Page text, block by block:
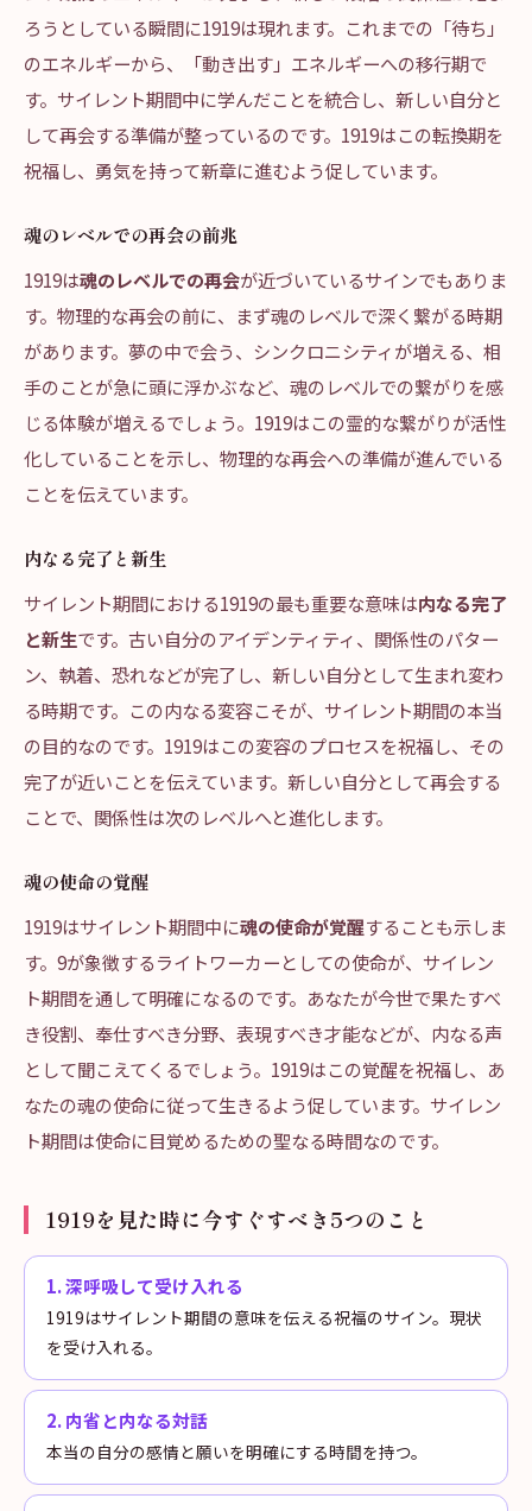
ろうとしている瞬間に1919は現れます。これまでの「待ち」
のエネルギーから、「動き出す」エネルギーへの移行期で
す。サイレント期間中に学んだことを統合し、新しい自分と
して再会する準備が整っているのです。1919はこの転換期を
祝福し、勇気を持って新章に進むよう促しています。
魂のレベルでの再会の前兆
1919は魂のレベルでの再会が近づいているサインでもありま
す。物理的な再会の前に、まず魂のレベルで深く繋がる時期
があります。夢の中で会う、シンクロニシティが増える、相
手のことが急に頭に浮かぶなど、魂のレベルでの繋がりを感
じる体験が増えるでしょう。1919はこの霊的な繋がりが活性
化していることを示し、物理的な再会への準備が進んでいる
ことを伝えています。
内なる完了と新生
サイレント期間における1919の最も重要な意味は内なる完了
と新生です。古い自分のアイデンティティ、関係性のパター
ン、執着、恐れなどが完了し、新しい自分として生まれ変わ
る時期です。この内なる変容こそが、サイレント期間の本当
の目的なのです。1919はこの変容のプロセスを祝福し、その
完了が近いことを伝えています。新しい自分として再会する
ことで、関係性は次のレベルへと進化します。
魂の使命の覚醒
1919はサイレント期間中に魂の使命が覚醒することも示しま
す。9が象徴するライトワーカーとしての使命が、サイレン
ト期間を通して明確になるのです。あなたが今世で果たすべ
き役割、奉仕すべき分野、表現すべき才能などが、内なる声
として聞こえてくるでしょう。1919はこの覚醒を祝福し、あ
なたの魂の使命に従って生きるよう促しています。サイレン
ト期間は使命に目覚めるための聖なる時間なのです。
1919を見た時に今すぐすべき5つのこと
1.深呼吸して受け入れる
1919はサイレント期間の意味を伝える祝福のサイン。現状
を受け入れる。
2.内省と内なる対話
本当の自分の感情と願いを明確にする時間を持つ。